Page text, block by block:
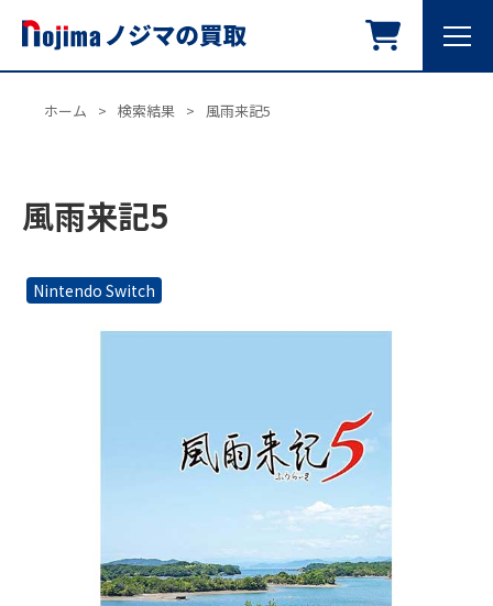
ホーム > 検索結果 > 風雨来記5
風雨来記5
Nintendo Switch